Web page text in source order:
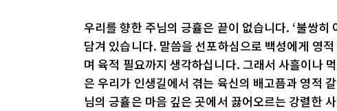
우리를 향한 주님의 긍휼은 끝이 없습니다. ‘불쌍히
담겨 있습니다. 말씀을 선포하심으로 백성에게 영
며 육적 필요까지 생각하십니다. 그래서 사흘이나
은 우리가 인생길에서 겪는 육신의 배고픔과 영적
님의 긍휼은 마음 깊은 곳에서 끓어오르는 강렬한